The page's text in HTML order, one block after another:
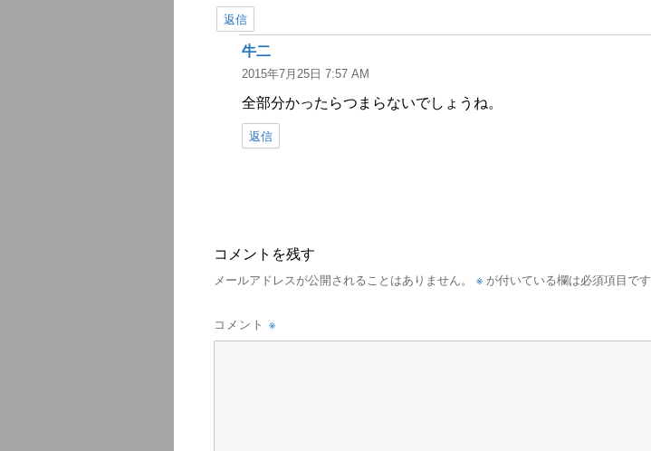
返信
牛二よ
り:
2015年7月25日 7:57 AM
全部分かったらつまらないでしょうね。
返信
コメントを残す
メールアドレスが公開されることはありません。 ※が付いている欄は必須項目です
コメント ※